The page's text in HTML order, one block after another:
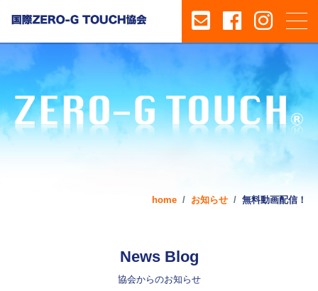
home お知らせ 無料動画配信！
News Blog
協会からのお知らせ